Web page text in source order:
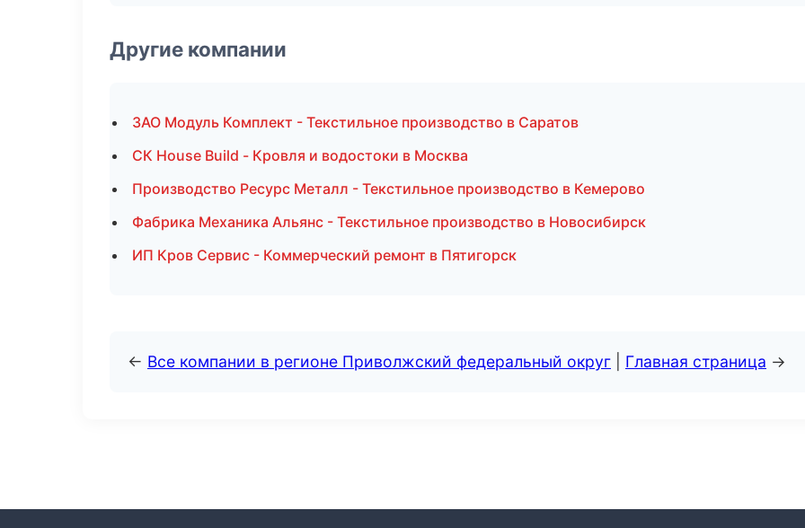
Другие компании
ЗАО Модуль Комплект - Текстильное производство в Саратов
СК House Build - Кровля и водостоки в Москва
Производство Ресурс Металл - Текстильное производство в Кемерово
Фабрика Механика Альянс - Текстильное производство в Новосибирск
ИП Кров Сервис - Коммерческий ремонт в Пятигорск
← Все компании в регионе Приволжский федеральный округ Главная страница →